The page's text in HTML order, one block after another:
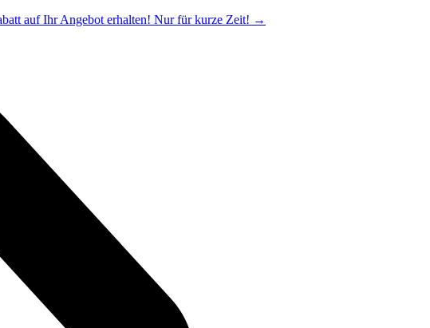
auf Ihr Angebot erhalten! Nur für kurze Zeit! →